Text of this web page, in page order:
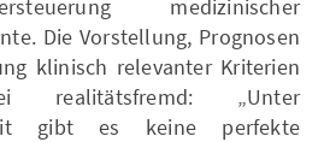
medizinischer
Die Vorstellung, Prognosen
klinisch relevanter Kriterien
„Unter
gibt es keine perfekte